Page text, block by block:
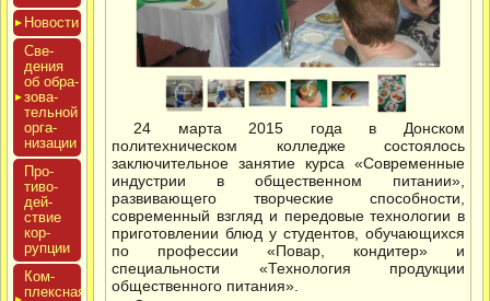
Новос­ти
Све­
дения
об об­ра­
зова­
тель­ной
ор­га­
низа­ции
Про­
тиво­
дей­
ствие
кор­
рупции
Ком­
плексная
24 марта 2015 года в Донском
политехническом колледже состоялось
заключительное занятие курса «Современные
индустрии в общественном питании»,
развивающего творческие способности,
современный взгляд и передовые технологии в
приготовлении блюд у студентов, обучающихся
по профессии «Повар, кондитер» и
специальности «Технология продукции
общественного питания».